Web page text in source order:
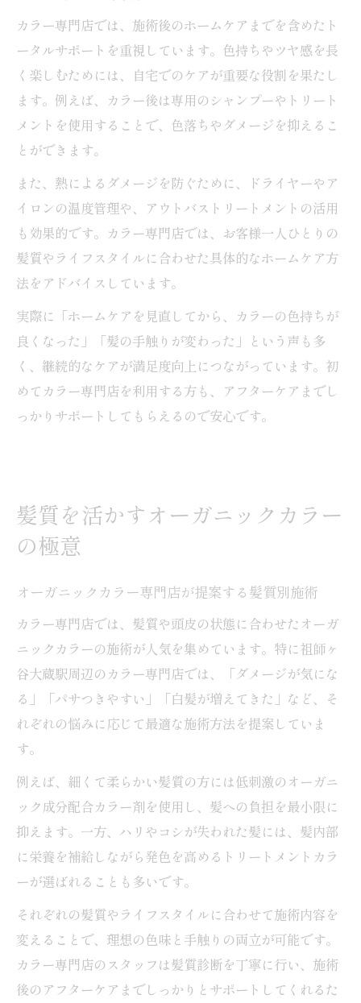
カラー専門店では、施術後のホームケアまでを含めたト
ータルサポートを重視しています。色持ちやツヤ感を長
く楽しむためには、自宅でのケアが重要な役割を果たし
ます。例えば、カラー後は専用のシャンプーやトリート
メントを使用することで、色落ちやダメージを抑えるこ
とができます。
また、熱によるダメージを防ぐために、ドライヤーやア
イロンの温度管理や、アウトバストリートメントの活用
も効果的です。カラー専門店では、お客様一人ひとりの
髪質やライフスタイルに合わせた具体的なホームケア方
法をアドバイスしています。
実際に「ホームケアを見直してから、カラーの色持ちが
良くなった」「髪の手触りが変わった」という声も多
く、継続的なケアが満足度向上につながっています。初
めてカラー専門店を利用する方も、アフターケアまでし
っかりサポートしてもらえるので安心です。
髪質を活かすオーガニックカラー
の極意
オーガニックカラー専門店が提案する髪質別施術
カラー専門店では、髪質や頭皮の状態に合わせたオーガ
ニックカラーの施術が人気を集めています。特に祖師ヶ
谷大蔵駅周辺のカラー専門店では、「ダメージが気にな
る」「パサつきやすい」「白髪が増えてきた」など、そ
れぞれの悩みに応じて最適な施術方法を提案していま
す。
例えば、細くて柔らかい髪質の方には低刺激のオーガニ
ック成分配合カラー剤を使用し、髪への負担を最小限に
抑えます。一方、ハリやコシが失われた髪には、髪内部
に栄養を補給しながら発色を高めるトリートメントカラ
ーが選ばれることも多いです。
それぞれの髪質やライフスタイルに合わせて施術内容を
変えることで、理想の色味と手触りの両立が可能です。
カラー専門店のスタッフは髪質診断を丁寧に行い、施術
後のアフターケアまでしっかりとサポートしてくれるた